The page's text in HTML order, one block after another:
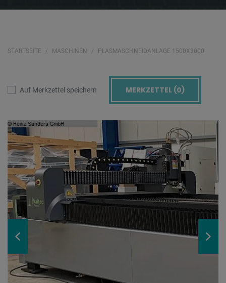
STARTSEITE MASCHINEN PLASMASCHNEIDANLAGE 1500X3000
Auf Merkzettel speichern MERKZETTEL (0)